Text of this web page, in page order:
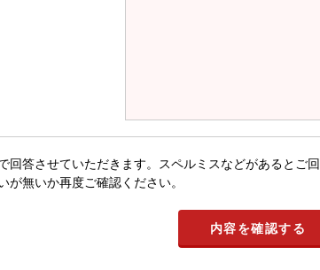
回答させていただきます。スペルミスなどがあるとご
が無いか再度ご確認ください。